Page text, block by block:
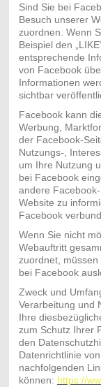
Sind Sie bei
Besuch unserer
zuordnen. Wenn
Beispiel den
entsprechende
von Facebook
Informationen
sichtbar
Facebook kann
Werbung,
der Facebook-
Nutzungs-,
um Ihre Nutzung
bei Facebook
andere
Website zu
Facebook
Wenn Sie nicht
Webauftritt
zuordnet,
bei Facebook
Zweck und
Verarbeitung und
Ihre
zum Schutz Ihrer
den
Datenrichtlinie
nachfolgenden
können: https://